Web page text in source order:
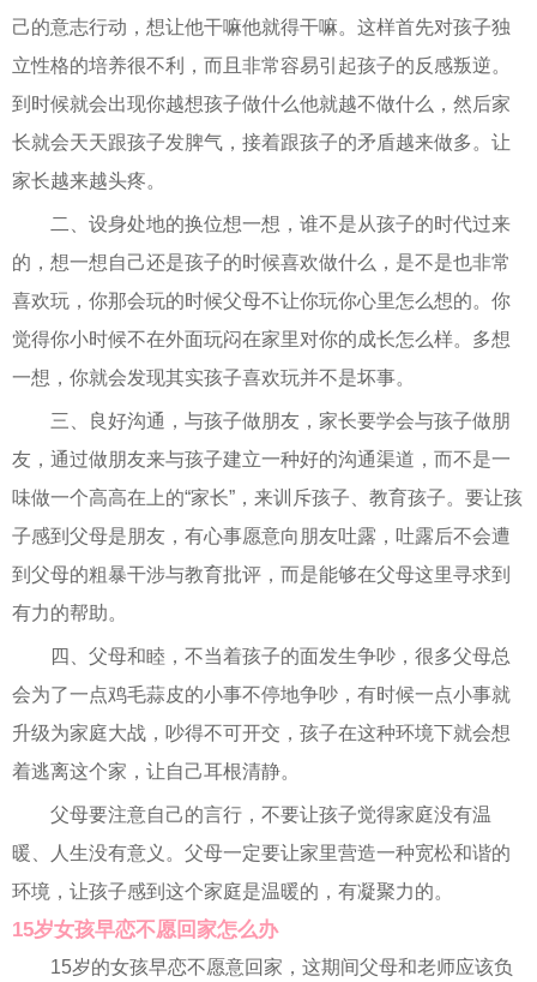
己的意志行动，想让他干嘛他就得干嘛。这样首先对孩子独
立性格的培养很不利，而且非常容易引起孩子的反感叛逆。
到时候就会出现你越想孩子做什么他就越不做什么，然后家
长就会天天跟孩子发脾气，接着跟孩子的矛盾越来做多。让
家长越来越头疼。
二、设身处地的换位想一想，谁不是从孩子的时代过来
的，想一想自己还是孩子的时候喜欢做什么，是不是也非常
喜欢玩，你那会玩的时候父母不让你玩你心里怎么想的。你
觉得你小时候不在外面玩闷在家里对你的成长怎么样。多想
一想，你就会发现其实孩子喜欢玩并不是坏事。
三、良好沟通，与孩子做朋友，家长要学会与孩子做朋
友，通过做朋友来与孩子建立一种好的沟通渠道，而不是一
味做一个高高在上的“家长”，来训斥孩子、教育孩子。要让孩
子感到父母是朋友，有心事愿意向朋友吐露，吐露后不会遭
到父母的粗暴干涉与教育批评，而是能够在父母这里寻求到
有力的帮助。
四、父母和睦，不当着孩子的面发生争吵，很多父母总
会为了一点鸡毛蒜皮的小事不停地争吵，有时候一点小事就
升级为家庭大战，吵得不可开交，孩子在这种环境下就会想
着逃离这个家，让自己耳根清静。
父母要注意自己的言行，不要让孩子觉得家庭没有温
暖、人生没有意义。父母一定要让家里营造一种宽松和谐的
环境，让孩子感到这个家庭是温暖的，有凝聚力的。
15岁女孩早恋不愿回家怎么办
15岁的女孩早恋不愿意回家，这期间父母和老师应该负